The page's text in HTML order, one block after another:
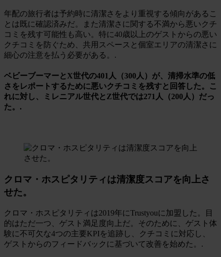
年配の旅行者は予約時に清潔さをより重視する傾向があるこ
とは既に確認済みだ。また清潔さに関する不満から悪いクチ
コミを残す可能性も高い。特に40歳以上のゲストからの悪い
クチコミを防ぐため、共用スペースと個室エリアの清潔さに
細心の注意を払う必要がある。.
ベビーブーマーとX世代の401人（300人）が、清掃水準の低
さをレポートするために悪いクチコミを残すと回答した。こ
れに対し、ミレニアル世代とZ世代では271人（200人）だっ
た。.
クロマ・ホスピタリティは清潔度スコアを向上さ
せた。
クロマ・ホスピタリティは2019年にTrustyouに加盟した。目
的はただ一つ、ゲスト満足度向上だ。そのために、ゲスト体
験に不可欠な4つの主要KPIを追跡し、クチコミに対応し、
ゲストからのフィードバックに基づいて改善を始めた。.